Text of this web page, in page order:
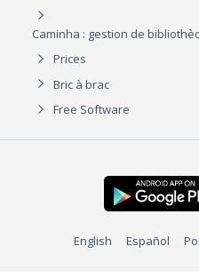
Caminha : gestion de
Prices
Bric à brac
Free Software
English Español